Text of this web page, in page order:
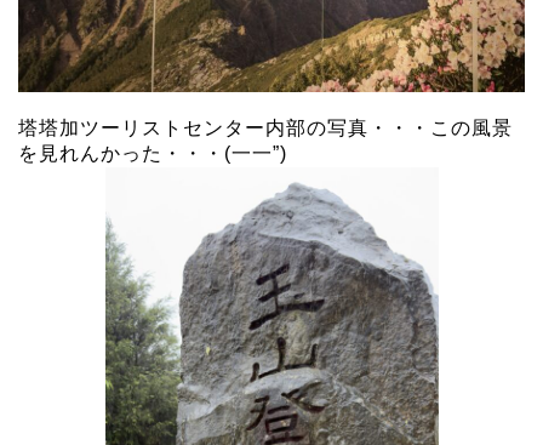
塔塔加ツーリストセンター内部の写真・・・この風景
を見れんかった・・・(一一”)